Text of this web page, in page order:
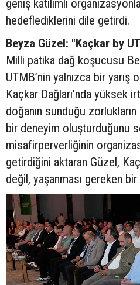
geniş katılımlı
hedeflediklerini dile getirdi.
Beyza Güzel: "Kaçkar by
Milli patika dağ koşucusu
UTMB’nin yalnızca bir yarış
Kaçkar Dağları’nda yüksek
doğanın sunduğu
bir deneyim oluşturduğunu
misafirperverliğinin
getirdiğini aktaran Güzel,
değil, yaşanması gereken